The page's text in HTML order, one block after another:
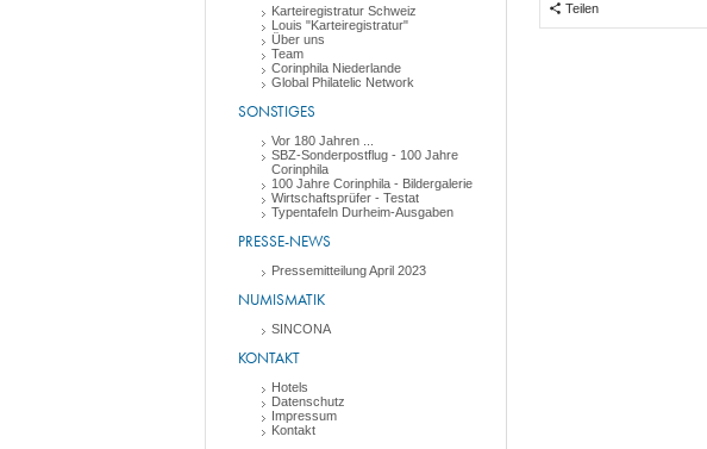
Karteiregistratur Schweiz
Louis "Karteiregistratur"
Über uns
Team
Corinphila Niederlande
Global Philatelic Network
SONSTIGES
Vor 180 Jahren ...
SBZ-Sonderpostflug - 100 Jahre
Corinphila
100 Jahre Corinphila - Bildergalerie
Wirtschaftsprüfer - Testat
Typentafeln Durheim-Ausgaben
PRESSE-NEWS
Pressemitteilung April 2023
NUMISMATIK
SINCONA
KONTAKT
Hotels
Datenschutz
Impressum
Kontakt
Teilen